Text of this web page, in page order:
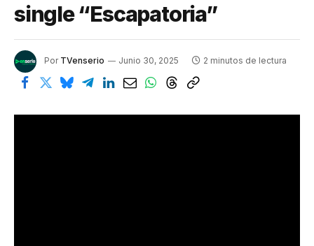
single “Escapatoria”
Por TVenserio Junio 30, 2025 2 minutos de lectura